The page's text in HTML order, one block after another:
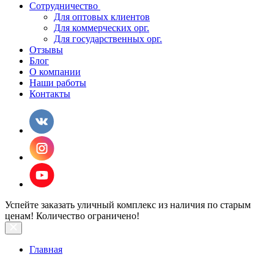
Сотрудничество
Для оптовых клиентов
Для коммерческих орг.
Для государственных орг.
Отзывы
Блог
О компании
Наши работы
Контакты
Успейте заказать уличный комплекс из наличия по старым
ценам! Количество ограничено!
Главная